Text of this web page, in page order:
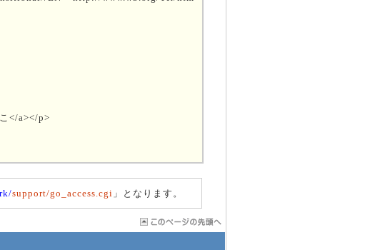
</a></p>
support/go_access.cgi 」となります。